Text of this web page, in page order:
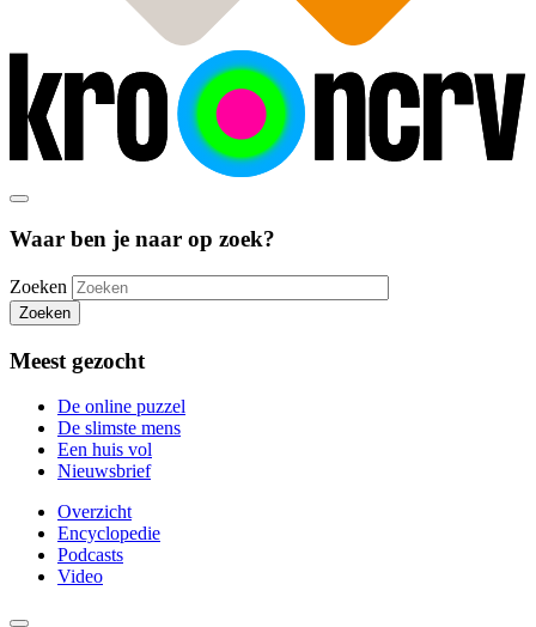
Waar ben je naar op zoek?
Zoeken
Zoeken
Meest gezocht
De online puzzel
De slimste mens
Een huis vol
Nieuwsbrief
Overzicht
Encyclopedie
Podcasts
Video